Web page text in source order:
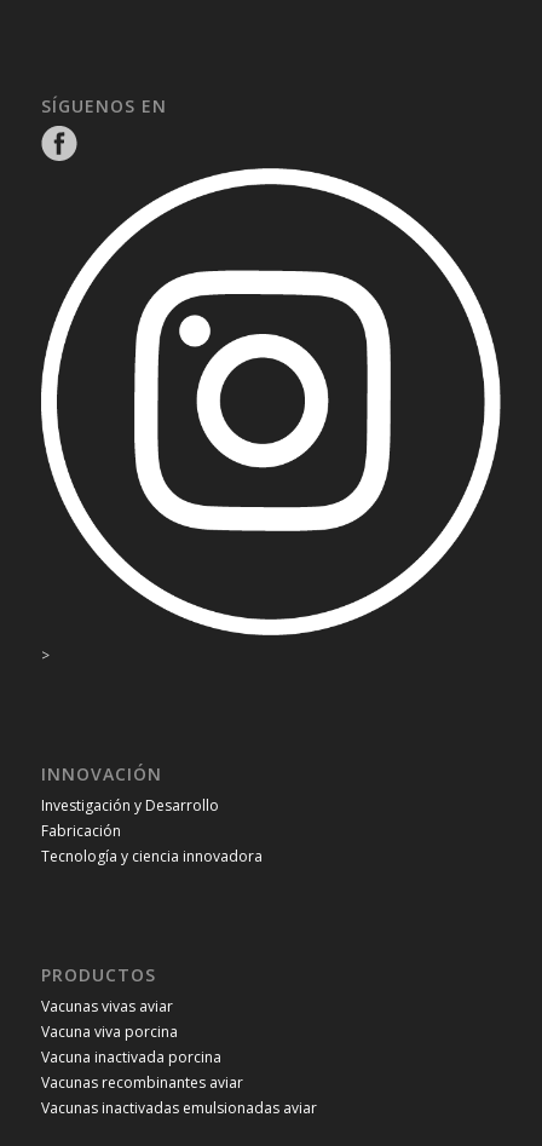
SÍGUENOS EN
>
INNOVACIÓN
Investigación y Desarrollo
Fabricación
Tecnología y ciencia innovadora
PRODUCTOS
Vacunas vivas aviar
Vacuna viva porcina
Vacuna inactivada porcina
Vacunas recombinantes aviar
Vacunas inactivadas emulsionadas aviar